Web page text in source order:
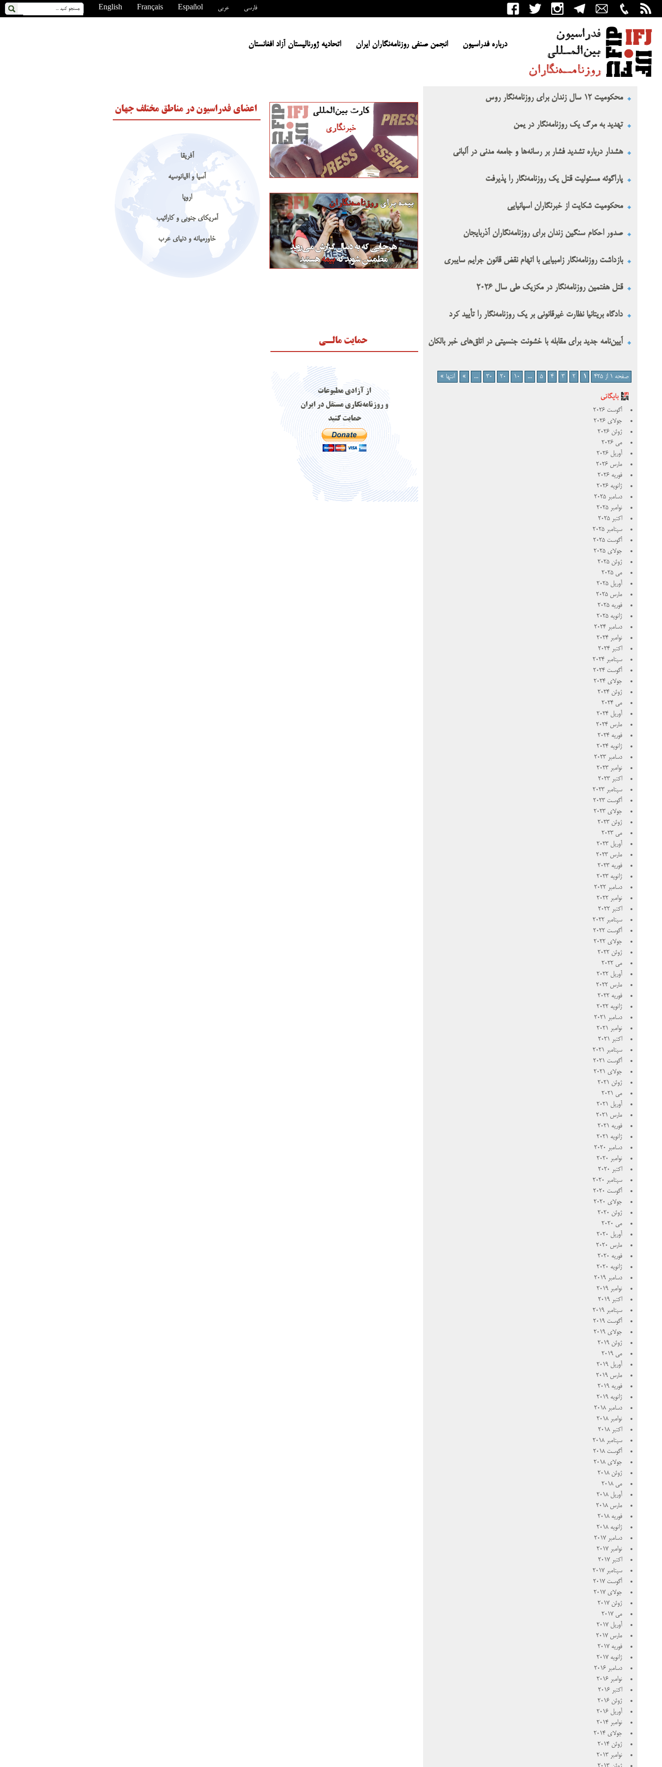
English Français Español عربی فارسی
درباره فدراسیون انجمن صنفی روزنامه‌نگاران ایران اتحادیه ژورنالیستان آزاد افغانستان
محکومیت ۱۲ سال زندان برای روزنامه‌نگار روس
تهدید به مرگ یک روزنامه‌نگار در یمن
هشدار درباره تشدید فشار بر رسانه‌ها و جامعه مدنی در آلبانی
پاراگوئه مسئولیت قتل یک روزنامه‌نگار را پذیرفت
محکومیت شکایت از خبرنگاران اسپانیایی
صدور احکام سنگین زندان برای روزنامه‌نگاران آذربایجان
بازداشت روزنامه‌نگار زامبیایی با اتهام نقض قانون جرایم سایبری
قتل هفتمین روزنامه‌نگار در مکزیک طی سال ۲۰۲۶
دادگاه بریتانیا نظارت غیرقانونی بر یک روزنامه‌نگار را تأیید کرد
آیین‌نامه جدید برای مقابله با خشونت جنسیتی در اتاق‌های خبر بالکان
صفحه 1 از 425 1
2
3
4
5
...
10
20
30
...
» انتها »
آگوست 2026
جولای 2026
ژوئن 2026
می 2026
آوریل 2026
مارس 2026
فوریه 2026
ژانویه 2026
دسامبر 2025
نوامبر 2025
اکتبر 2025
سپتامبر 2025
آگوست 2025
جولای 2025
ژوئن 2025
می 2025
آوریل 2025
مارس 2025
فوریه 2025
ژانویه 2025
دسامبر 2024
نوامبر 2024
اکتبر 2024
سپتامبر 2024
آگوست 2024
جولای 2024
ژوئن 2024
می 2024
آوریل 2024
مارس 2024
فوریه 2024
ژانویه 2024
دسامبر 2023
نوامبر 2023
اکتبر 2023
سپتامبر 2023
آگوست 2023
جولای 2023
ژوئن 2023
می 2023
آوریل 2023
مارس 2023
فوریه 2023
ژانویه 2023
دسامبر 2022
نوامبر 2022
اکتبر 2022
سپتامبر 2022
آگوست 2022
جولای 2022
ژوئن 2022
می 2022
آوریل 2022
مارس 2022
فوریه 2022
ژانویه 2022
دسامبر 2021
نوامبر 2021
اکتبر 2021
سپتامبر 2021
آگوست 2021
جولای 2021
ژوئن 2021
می 2021
آوریل 2021
مارس 2021
فوریه 2021
ژانویه 2021
دسامبر 2020
نوامبر 2020
اکتبر 2020
سپتامبر 2020
آگوست 2020
جولای 2020
ژوئن 2020
می 2020
آوریل 2020
مارس 2020
فوریه 2020
ژانویه 2020
دسامبر 2019
نوامبر 2019
اکتبر 2019
سپتامبر 2019
آگوست 2019
جولای 2019
ژوئن 2019
می 2019
آوریل 2019
مارس 2019
فوریه 2019
ژانویه 2019
دسامبر 2018
نوامبر 2018
اکتبر 2018
سپتامبر 2018
آگوست 2018
جولای 2018
ژوئن 2018
می 2018
آوریل 2018
مارس 2018
فوریه 2018
ژانویه 2018
دسامبر 2017
نوامبر 2017
اکتبر 2017
سپتامبر 2017
آگوست 2017
جولای 2017
ژوئن 2017
می 2017
آوریل 2017
مارس 2017
فوریه 2017
ژانویه 2017
دسامبر 2016
نوامبر 2016
اکتبر 2016
ژوئن 2016
آوریل 2016
نوامبر 2014
جولای 2014
ژوئن 2014
نوامبر 2013
اعضای فدراسیون در مناطق مختلف جهان
آفریقا
آسیا و اقیانوسیه
اروپا
آمریکای جنوبی و کارائیب
خاورمیانه و دنیای عرب
حمایت مالـی
از آزادی مطبوعات
و روزنامه‌نگاری مستقل در ایران
حمایت کنید